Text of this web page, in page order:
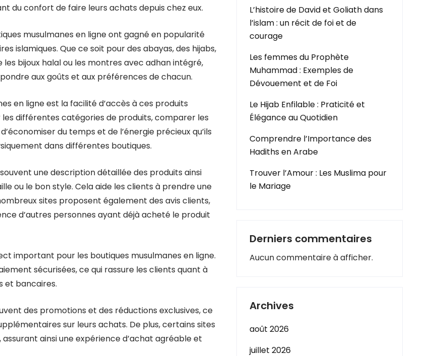
du confort de faire leurs achats depuis chez eux.
musulmanes en ligne ont gagné en popularité
islamiques. Que ce soit pour des abayas, des hijabs,
bijoux halal ou les montres avec adhan intégré,
aux goûts et aux préférences de chacun.
en ligne est la facilité d’accès à ces produits
différentes catégories de produits, comparer les
du temps et de l’énergie précieux qu’ils
dans différentes boutiques.
une description détaillée des produits ainsi
ou le bon style. Cela aide les clients à prendre une
sites proposent également des avis clients,
d’autres personnes ayant déjà acheté le produit
important pour les boutiques musulmanes en ligne.
sécurisées, ce qui rassure les clients quant à
et bancaires.
des promotions et des réductions exclusives, ce
sur leurs achats. De plus, certains sites
ainsi une expérience d’achat agréable et
L’histoire de David et Goliath dans
l’islam : un récit de foi et de
courage
Les femmes du Prophète
Muhammad : Exemples de
Dévouement et de Foi
Le Hijab Enfilable : Praticité et
Élégance au Quotidien
Comprendre l’Importance des
Hadiths en Arabe
Trouver l’Amour : Les Muslima pour
le Mariage
Derniers commentaires
Aucun commentaire à afficher.
Archives
août 2026
juillet 2026